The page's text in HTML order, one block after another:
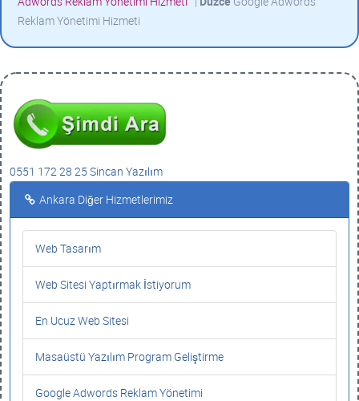
Reklam Yönetimi Hizmeti
0551 172 28 25 Sincan Yazılım
Ankara Diğer Hizmetlerimiz
Web Tasarım
Web Sitesi Yaptırmak İstiyorum
En Ucuz Web Sitesi
Masaüstü Yazılım Program Geliştirme
Google Adwords Reklam Yönetimi